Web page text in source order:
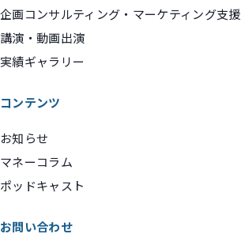
企画コンサルティング・マーケティング支援
講演・動画出演
実績ギャラリー
コンテンツ
お知らせ
マネーコラム
ポッドキャスト
お問い合わせ